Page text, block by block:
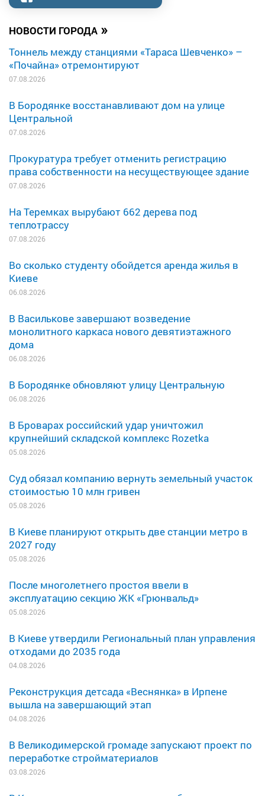
НОВОСТИ ГОРОДА »
Тоннель между станциями «Тараса Шевченко» –
«Почайна» отремонтируют
07.08.2026
В Бородянке восстанавливают дом на улице
Центральной
07.08.2026
Прокуратура требует отменить регистрацию
права собственности на несуществующее здание
07.08.2026
На Теремках вырубают 662 дерева под
теплотрассу
07.08.2026
Во сколько студенту обойдется аренда жилья в
Киеве
06.08.2026
В Василькове завершают возведение
монолитного каркаса нового девятиэтажного
дома
06.08.2026
В Бородянке обновляют улицу Центральную
06.08.2026
В Броварах российский удар уничтожил
крупнейший складской комплекс Rozetka
05.08.2026
Суд обязал компанию вернуть земельный участок
стоимостью 10 млн гривен
05.08.2026
В Киеве планируют открыть две станции метро в
2027 году
05.08.2026
После многолетнего простоя ввели в
эксплуатацию секцию ЖК «Грюнвальд»
05.08.2026
В Киеве утвердили Региональный план управления
отходами до 2035 года
04.08.2026
Реконструкция детсада «Веснянка» в Ирпене
вышла на завершающий этап
04.08.2026
В Великодимерской громаде запускают проект по
переработке стройматериалов
03.08.2026